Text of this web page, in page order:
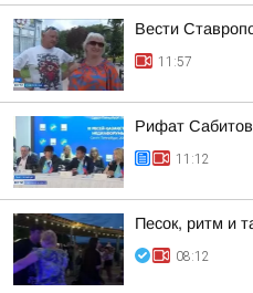
Вести
11:57
Рифат Сабитов
11:12
Песок, ритм и
08:12